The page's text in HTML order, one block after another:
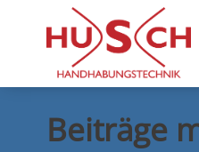
Beiträge